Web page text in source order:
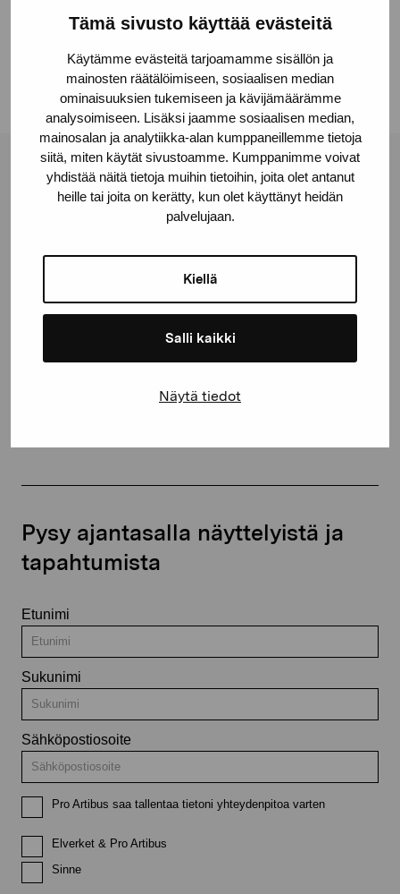
Tämä sivusto käyttää evästeitä
Käytämme evästeitä tarjoamamme sisällön ja
mainosten räätälöimiseen, sosiaalisen median
ominaisuuksien tukemiseen ja kävijämäärämme
analysoimiseen. Lisäksi jaamme sosiaalisen median,
mainosalan ja analytiikka-alan kumppaneillemme tietoja
siitä, miten käytät sivustoamme. Kumppanimme voivat
yhdistää näitä tietoja muihin tietoihin, joita olet antanut
heille tai joita on kerätty, kun olet käyttänyt heidän
palvelujaan.
Kiellä
Salli kaikki
Näytä tiedot
Facebook
Linkedin
Pro Artibus -säätiö
10600 Tammisaari
+358 (0)50 371 6339
Pysy ajantasalla näyttelyistä ja
tapahtumista
Etunimi
Sukunimi
Sähköpostiosoite
Pro Artibus saa tallentaa tietoni yhteydenpitoa varten
Elverket & Pro Artibus
Sinne